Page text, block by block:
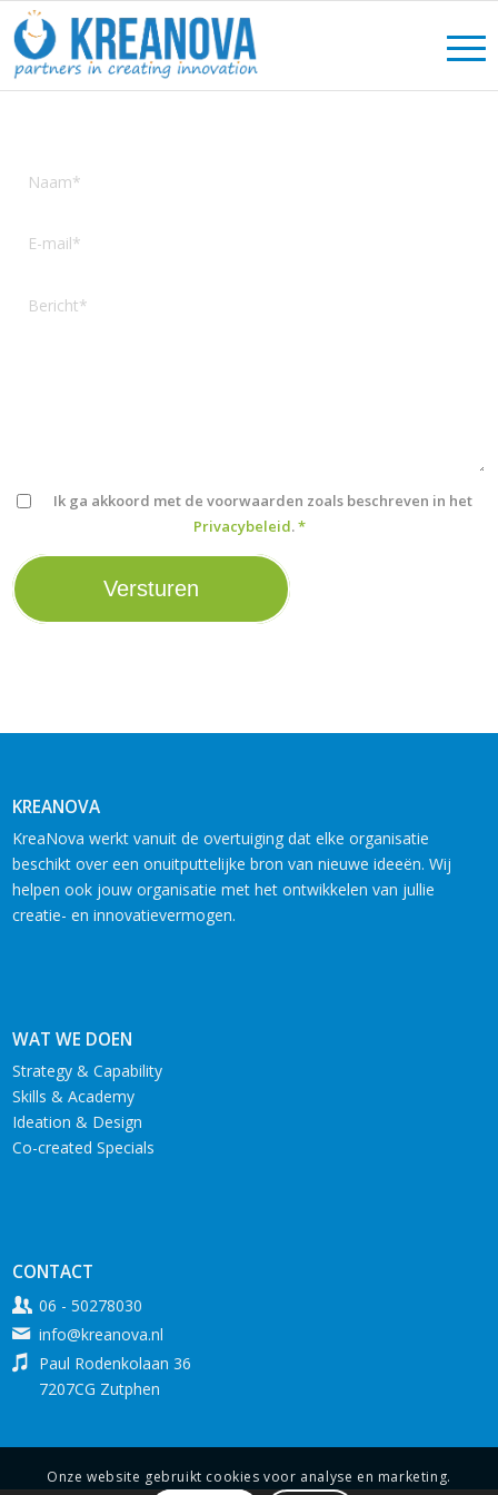
Ik ga akkoord met de voorwaarden zoals beschreven in het
Privacybeleid.*
KREANOVA
KreaNova werkt vanuit de overtuiging dat elke organisatie
beschikt over een onuitputtelijke bron van nieuwe ideeën. Wij
helpen ook jouw organisatie met het ontwikkelen van jullie
creatie- en innovatievermogen.
WAT WE DOEN
Strategy & Capability
Skills & Academy
Ideation & Design
Co-created Specials
CONTACT
06 - 50278030
info@kreanova.nl
Paul Rodenkolaan 36
7207CG Zutphen
Onze website gebruikt cookies voor analyse en marketing.